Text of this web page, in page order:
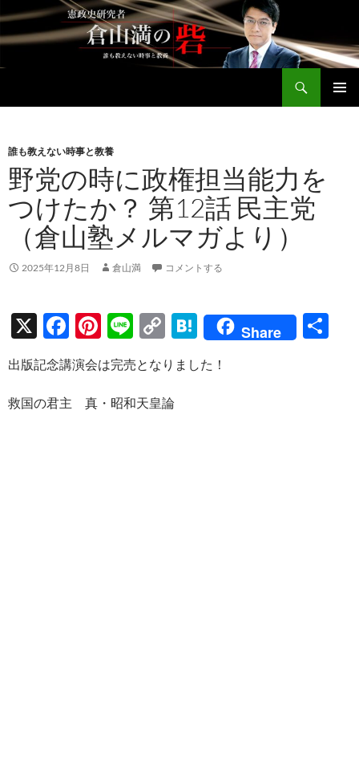
テ
ン
へ
キ
プ
誰も教えない時事と教養
野党の時に政権担当能力を
つけたか？ 第12話 民主党
（倉山塾メルマガより）
2025年12月8日 倉山満 コメントする
X
F
ac
e
b
Pi
nt
er
es
Li
n
e
C
o
p
y
H
at
e
Share
出版記念講演会は完売となりました！
救国の君主 真・昭和天皇論